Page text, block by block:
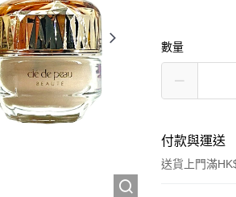
數量
付款與運送
送貨上門滿